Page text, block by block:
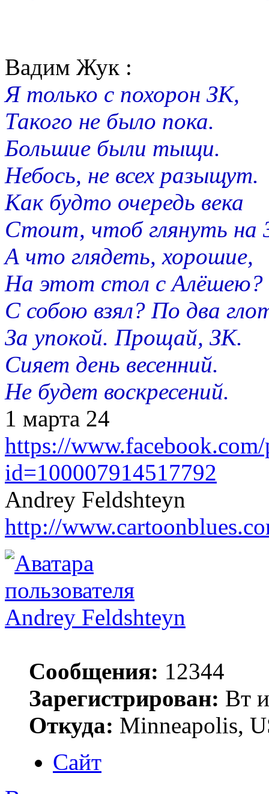
Вадим Жук :
Я только с похорон ЗК,
Такого не было пока.
Большие были тыщи.
Небось, не всех разыщут.
Как будто очередь века
Стоит, чтоб глянуть на
А что глядеть, хорошие,
На этот стол с Алёшею?
С собою взял? По два
За упокой. Прощай, ЗК.
Сияет день весенний.
Не будет воскресений.
1 марта 24
https://
id=100007914517792
Andrey Feldshteyn
http://
Andrey Feldshteyn
Сообщения: 12344
Зарегистрирован: Вт
Откуда: Minneapolis,
Сайт